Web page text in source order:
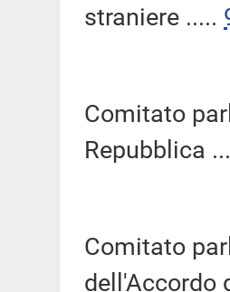
straniere .....
Comitato
Repubblica
Comitato
dell'Accordo